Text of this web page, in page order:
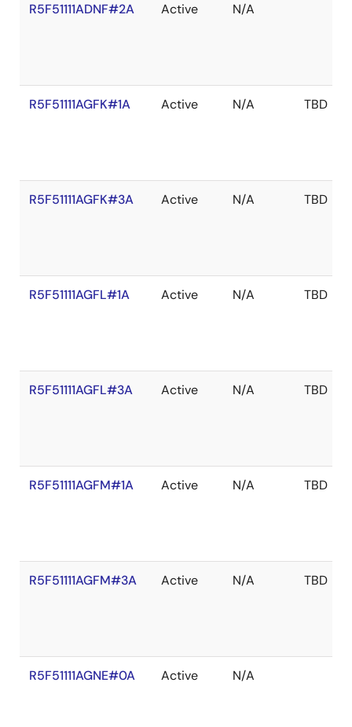
R5F51111ADNF#2A Active N/A
R5F51111AGFK#1A Active N/A TBD
R5F51111AGFK#3A Active N/A TBD
R5F51111AGFL#1A Active N/A TBD
R5F51111AGFL#3A Active N/A TBD
R5F51111AGFM#1A Active N/A TBD
R5F51111AGFM#3A Active N/A TBD
R5F51111AGNE#0A Active N/A